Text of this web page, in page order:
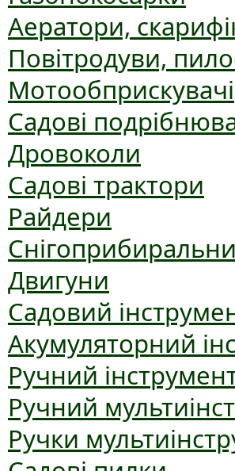
Аератори,
Повітродуви,
Мотообприскувачі
Садові
Дровоколи
Садові трактори
Райдери
Двигуни
Садовий
Акумуляторний
Ручний
Ручний
Ручки